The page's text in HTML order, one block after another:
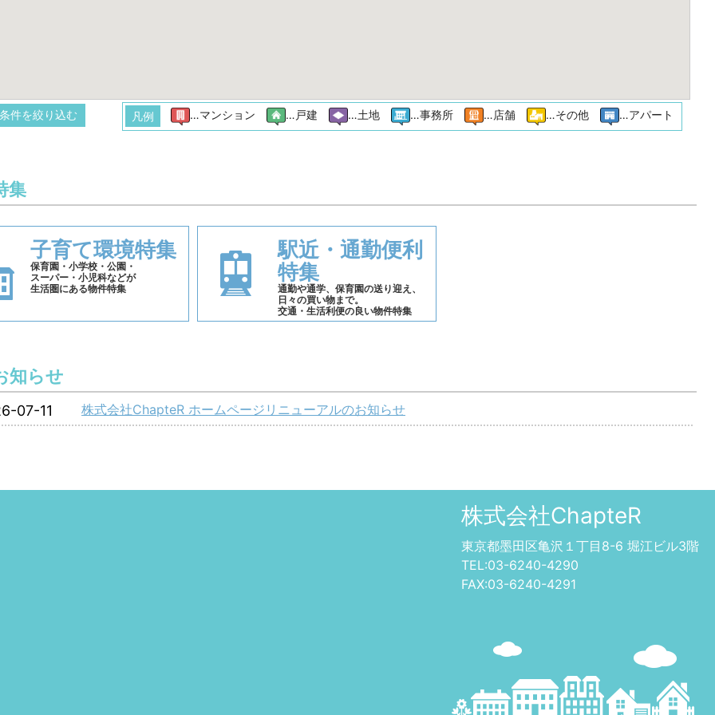
凡例 …マンション …戸建 …土地 …事務所 …店舗 …その他 …アパート
件を絞り込む
集
子育て環境特集
保育園・小学校・公園・
スーパー・小児科などが
生活圏にある物件特集
駅近・通勤便利
特集
通勤や通学、保育園の送り迎え、
日々の買い物まで。
交通・生活利便の良い物件特集
知らせ
07-11 株式会社ChapteR ホームページリニューアルのお知らせ
株式会社ChapteR
東京都墨田区亀沢１丁目8-6 堀江ビル3階
TEL:03-6240-4290
FAX:03-6240-4291